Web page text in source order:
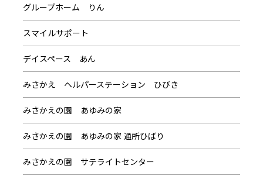
グループホーム りん
スマイルサポート
デイスペース あん
みさかえ ヘルパーステーション ひびき
みさかえの園 あゆみの家
みさかえの園 あゆみの家 通所ひばり
みさかえの園 サテライトセンター